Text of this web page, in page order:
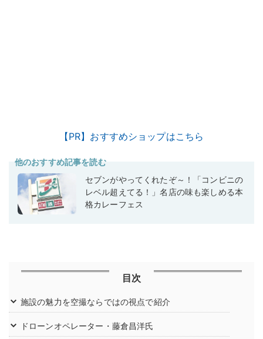
【PR】おすすめショップはこちら
他のおすすめ記事を読む
セブンがやってくれたぞ～！「コンビニの
レベル超えてる！」名店の味も楽しめる本
格カレーフェス
目次
施設の魅力を空撮ならではの視点で紹介
ドローンオペレーター・藤倉昌洋氏